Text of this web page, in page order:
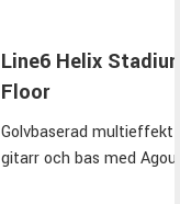
Line6 Helix
Floor
Golvbaserad multieffekt
gitarr och bas med